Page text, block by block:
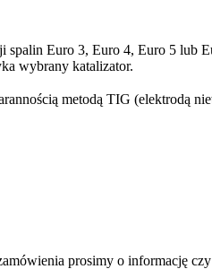
Euro 3, Euro 4, Euro 5 lub
wybrany katalizator.
metodą TIG (elektrodą
prosimy o informację